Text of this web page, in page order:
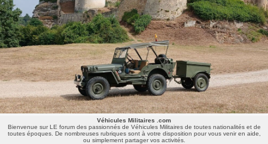
Véhicules Militaires .com
Bienvenue sur LE forum des passionnés de Véhicules Militaires de toutes nationalités et de
toutes époques. De nombreuses rubriques sont à votre disposition pour vous venir en aide,
ou simplement partager vos activités.